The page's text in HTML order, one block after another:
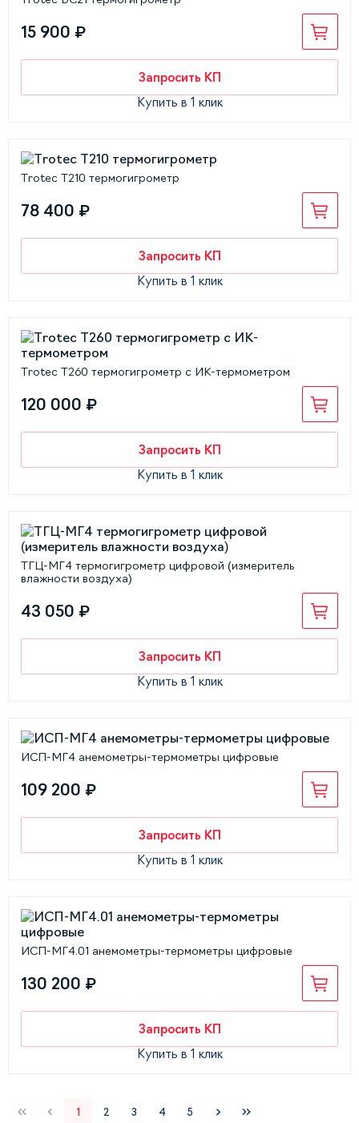
15 900 ₽
Запросить КП
Купить в 1 клик
Trotec T210 термогигрометр
78 400 ₽
Запросить КП
Купить в 1 клик
Trotec T260 термогигрометр с ИК-термометром
120 000 ₽
Запросить КП
Купить в 1 клик
ТГЦ-МГ4 термогигрометр цифровой (измеритель
влажности воздуха)
43 050 ₽
Запросить КП
Купить в 1 клик
ИСП-МГ4 анемометры-термометры цифровые
109 200 ₽
Запросить КП
Купить в 1 клик
ИСП-МГ4.01 анемометры-термометры цифровые
130 200 ₽
Запросить КП
Купить в 1 клик
1 2 3 4 5